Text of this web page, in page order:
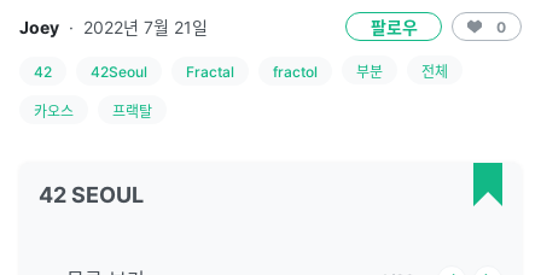
Joey · 2022년 7월 21일 팔로우 0
42 42Seoul Fractal fractol 부분 전체
카오스 프랙탈
42 SEOUL